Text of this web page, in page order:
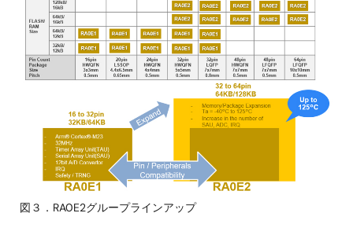
像
図３．RA0E2グループラインアップ